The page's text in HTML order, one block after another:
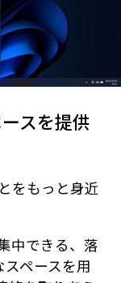
スを提供
をもっと身近
中できる、落
ペースを用